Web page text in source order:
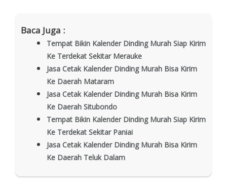
Baca Juga :
Tempat Bikin Kalender Dinding Murah Siap Kirim
Ke Terdekat Sekitar Merauke
Jasa Cetak Kalender Dinding Murah Bisa Kirim
Ke Daerah Mataram
Jasa Cetak Kalender Dinding Murah Bisa Kirim
Ke Daerah Situbondo
Tempat Bikin Kalender Dinding Murah Siap Kirim
Ke Terdekat Sekitar Paniai
Jasa Cetak Kalender Dinding Murah Bisa Kirim
Ke Daerah Teluk Dalam